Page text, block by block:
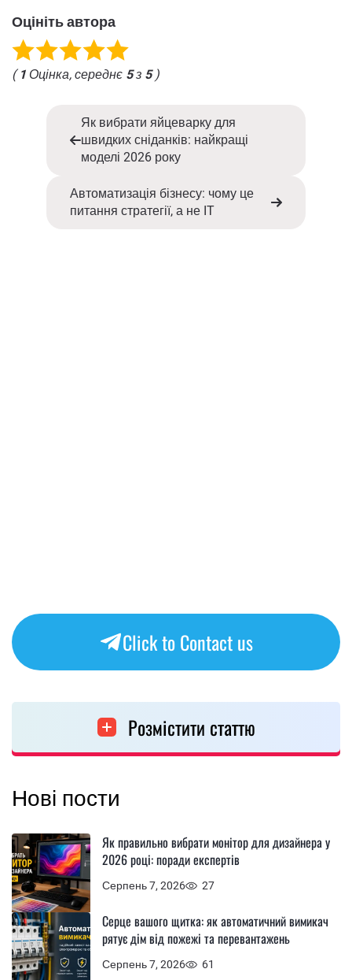
Оцініть автора
( 1 Оцінка, середнє 5з 5)
Як вибрати яйцеварку для
швидких сніданків: найкращі
моделі 2026 року
Автоматизація бізнесу: чому це
питання стратегії, а не IT
Click to Contact us
Розмістити статтю
Нові пости
Серпень 7, 2026 27
Як правильно вибрати монітор для дизайнера у
2026 році: поради експертів
Серпень 7, 2026 61
Серце вашого щитка: як автоматичний вимикач
рятує дім від пожежі та перевантажень